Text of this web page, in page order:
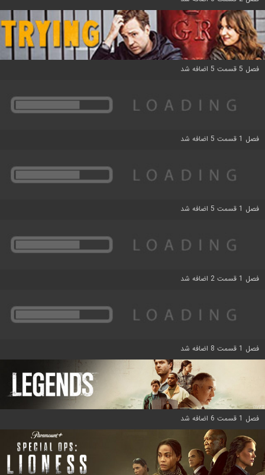
فصل 5 قسمت 5 اضافه شد
فصل 1 قسمت 5 اضافه شد
فصل 1 قسمت 5 اضافه شد
فصل 1 قسمت 2 اضافه شد
فصل 1 قسمت 8 اضافه شد
فصل 1 قسمت 6 اضافه شد